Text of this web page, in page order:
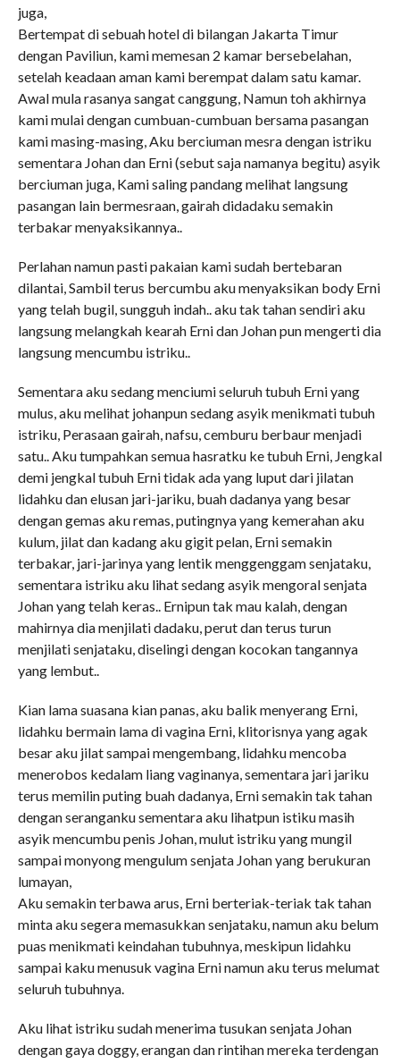
juga,
Bertempat di sebuah hotel di bilangan Jakarta Timur
dengan Paviliun, kami memesan 2 kamar bersebelahan,
setelah keadaan aman kami berempat dalam satu kamar.
Awal mula rasanya sangat canggung, Namun toh akhirnya
kami mulai dengan cumbuan-cumbuan bersama pasangan
kami masing-masing, Aku berciuman mesra dengan istriku
sementara Johan dan Erni (sebut saja namanya begitu) asyik
berciuman juga, Kami saling pandang melihat langsung
pasangan lain bermesraan, gairah didadaku semakin
terbakar menyaksikannya..
Perlahan namun pasti pakaian kami sudah bertebaran
dilantai, Sambil terus bercumbu aku menyaksikan body Erni
yang telah bugil, sungguh indah.. aku tak tahan sendiri aku
langsung melangkah kearah Erni dan Johan pun mengerti dia
langsung mencumbu istriku..
Sementara aku sedang menciumi seluruh tubuh Erni yang
mulus, aku melihat johanpun sedang asyik menikmati tubuh
istriku, Perasaan gairah, nafsu, cemburu berbaur menjadi
satu.. Aku tumpahkan semua hasratku ke tubuh Erni, Jengkal
demi jengkal tubuh Erni tidak ada yang luput dari jilatan
lidahku dan elusan jari-jariku, buah dadanya yang besar
dengan gemas aku remas, putingnya yang kemerahan aku
kulum, jilat dan kadang aku gigit pelan, Erni semakin
terbakar, jari-jarinya yang lentik menggenggam senjataku,
sementara istriku aku lihat sedang asyik mengoral senjata
Johan yang telah keras.. Ernipun tak mau kalah, dengan
mahirnya dia menjilati dadaku, perut dan terus turun
menjilati senjataku, diselingi dengan kocokan tangannya
yang lembut..
Kian lama suasana kian panas, aku balik menyerang Erni,
lidahku bermain lama di vagina Erni, klitorisnya yang agak
besar aku jilat sampai mengembang, lidahku mencoba
menerobos kedalam liang vaginanya, sementara jari jariku
terus memilin puting buah dadanya, Erni semakin tak tahan
dengan seranganku sementara aku lihatpun istiku masih
asyik mencumbu penis Johan, mulut istriku yang mungil
sampai monyong mengulum senjata Johan yang berukuran
lumayan,
Aku semakin terbawa arus, Erni berteriak-teriak tak tahan
minta aku segera memasukkan senjataku, namun aku belum
puas menikmati keindahan tubuhnya, meskipun lidahku
sampai kaku menusuk vagina Erni namun aku terus melumat
seluruh tubuhnya.
Aku lihat istriku sudah menerima tusukan senjata Johan
dengan gaya doggy, erangan dan rintihan mereka terdengan